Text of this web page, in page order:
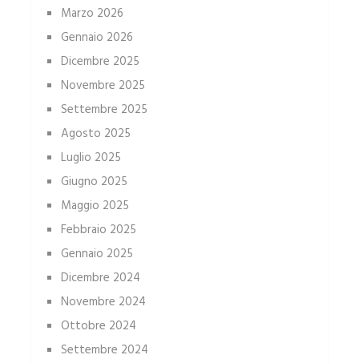
Marzo 2026
Gennaio 2026
Dicembre 2025
Novembre 2025
Settembre 2025
Agosto 2025
Luglio 2025
Giugno 2025
Maggio 2025
Febbraio 2025
Gennaio 2025
Dicembre 2024
Novembre 2024
Ottobre 2024
Settembre 2024